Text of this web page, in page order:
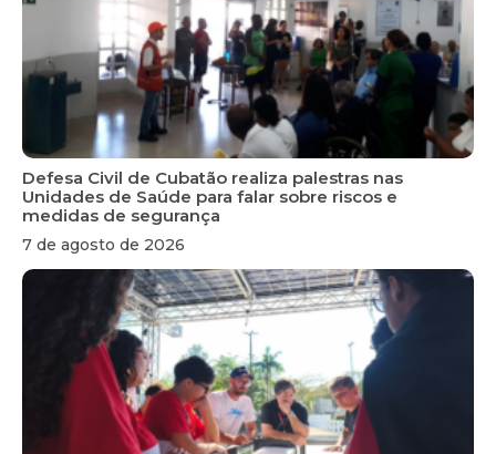
Defesa Civil de Cubatão realiza palestras nas
Unidades de Saúde para falar sobre riscos e
medidas de segurança
7 de agosto de 2026